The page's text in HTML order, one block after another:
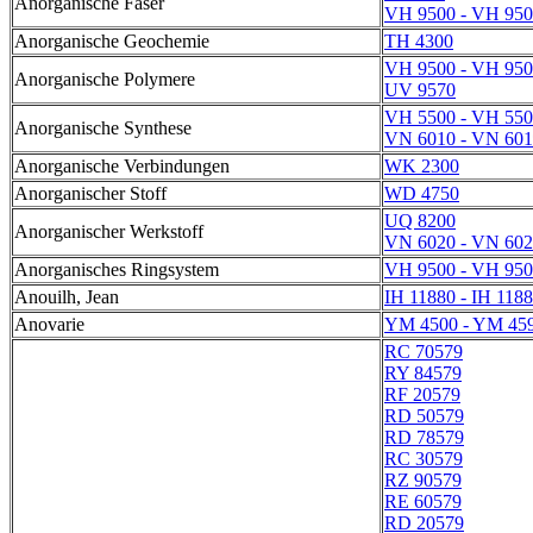
VH 9500 - VH
Anorganische Geochemie
TH 4300
Anorganische Polymere
VH 9500 - VH
UV 9570
Anorganische Synthese
VH 5500 - VH
VN 6010 - VN
Anorganische Verbindungen
WK 2300
Anorganischer Stoff
WD 4750
Anorganischer Werkstoff
UQ 8200
VN 6020 - VN
Anorganisches Ringsystem
VH 9500 - VH
Anouilh, Jean
IH 11880 - IH
Anovarie
YM 4500 - YM
RC 70579
RY 84579
RF 20579
RD 50579
RD 78579
RC 30579
RZ 90579
RE 60579
RD 20579